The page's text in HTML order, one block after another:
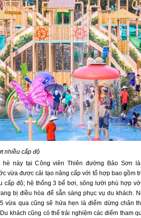
nhiều cấp độ
hè này tại Công viên Thiên đường Bảo Sơn
vừa được cải tạo nâng cấp với tổ hợp bao gồm
cấp độ; hệ thống 3 bể bơi, sông lười phù hợp
bị điều hòa để sẵn sàng phục vụ du khách.
vừa qua cũng sẽ hứa hẹn là điểm dừng chân
khách cũng có thể trải nghiệm các điểm tham